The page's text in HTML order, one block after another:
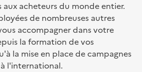
aux acheteurs du monde entier.
de nombreuses autres
accompagner dans votre
la formation de vos
la mise en place de campagnes
l'international.